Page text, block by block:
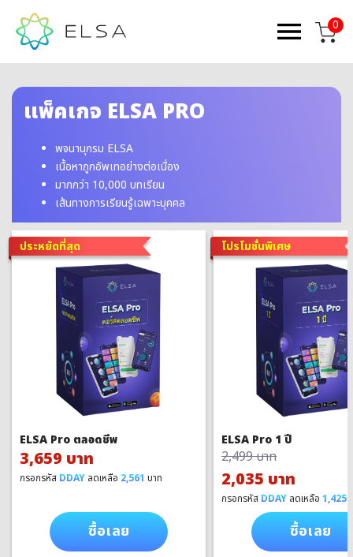
0
แพ็คเกจ ELSA PRO
พจนานุกรม ELSA
เนื้อหาถูกอัพเทอย่างต่อเนื่อง
มากกว่า 10,000 บทเรียน
เส้นทางการเรียนรู้เฉพาะบุคคล
ประหยัดที่สุด
ELSA Pro ตลอดชีพ
3,659 บาท
กรอกรหัส DDAY ลดเหลือ 2,561 บาท
ซื้อเลย
โปรโมชั่นพิเศษ
ELSA Pro 1 ปี
2,499 บาท
2,035 บาท
กรอกรหัส DDAY ลดเหลือ 1,425
ซื้อเลย